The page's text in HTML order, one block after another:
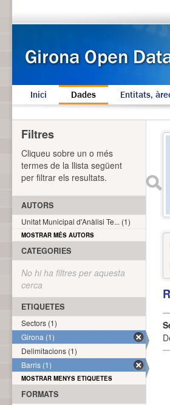
Inici Dades Entitats,
Filtres
Cliqueu sobre un o més
termes de la llista següent
per filtrar els resultats.
AUTORS
Unitat Municipal d'Anàlisi Te... (1)
MOSTRAR MÉS AUTORS
CATEGORIES
No hi ha filtres per aquesta
cerca
ETIQUETES
Sectors (1)
Girona (1)
Delimitacions (1)
Barris (1)
MOSTRAR MENYS ETIQUETES
FORMATS